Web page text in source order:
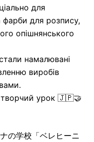
для
фарби для розпису,
опішнянського
намалювані
виробів
урок 🇯🇵🤝
の学校「ベレヒーニ